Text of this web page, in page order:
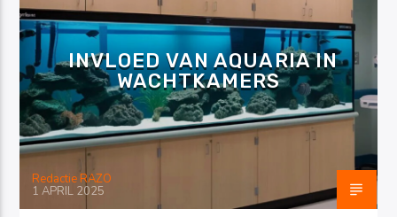
Luister RAZO online
INVLOED VAN AQUARIA IN
WACHTKAMERS
Redactie RAZO
1 APRIL 2025